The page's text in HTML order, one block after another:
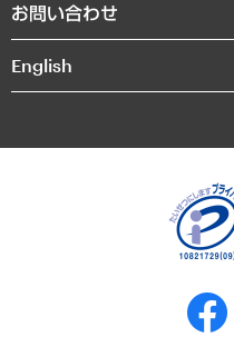
インドネシア現地法人
個人情報保護方針
反社会的勢力に対する基本方針
お問い合わせ
English